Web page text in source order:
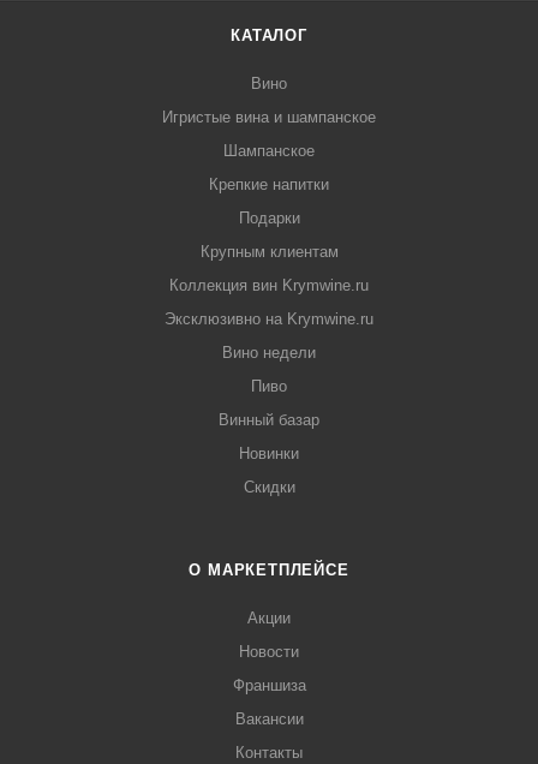
КАТАЛОГ
Вино
Игристые вина и шампанское
Шампанское
Крепкие напитки
Подарки
Крупным клиентам
Коллекция вин Krymwine.ru
Эксклюзивно на Krymwine.ru
Вино недели
Пиво
Винный базар
Новинки
Скидки
О МАРКЕТПЛЕЙСЕ
Акции
Новости
Франшиза
Вакансии
Контакты